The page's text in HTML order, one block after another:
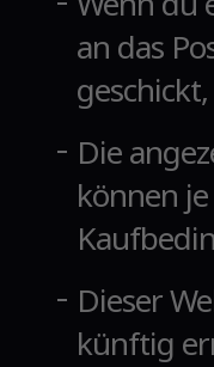
an das
Die
können
Dieser
künftig